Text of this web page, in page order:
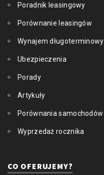
Poradnik leasingowy
Porównanie leasingów
Wynajem długoterminowy
Ubezpieczenia
Porady
Artykuły
Porównania samochodów
Wyprzedaż rocznika
CO OFERUJEMY?